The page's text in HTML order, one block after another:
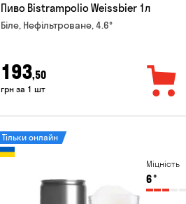
Пиво Bistrampolio Weissbier 1л
Біле, Нефільтроване, 4.6°
193,50
грн за 1 шт
Міцність
6°
Тільки онлайн